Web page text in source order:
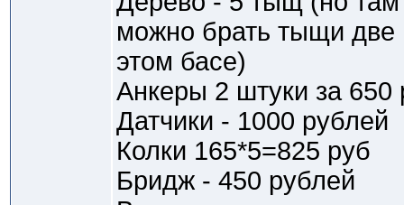
можно брать тыщи две
этом басе)
Анкеры 2 штуки за 650
Датчики - 1000 рублей
Колки 165*5=825 руб
Бридж - 450 рублей